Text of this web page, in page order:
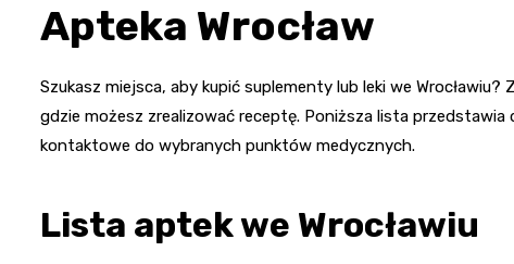
Wszystkie wpisy
we Wrocławiu
Wrocławiu?
Apteka Wrocław
Szukasz miejsca, aby kupić suplementy lub leki we
gdzie możesz zrealizować receptę. Poniższa lista przedstawia
kontaktowe do wybranych punktów medycznych.
Lista aptek we Wrocławiu